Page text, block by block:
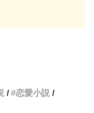
恋愛小説